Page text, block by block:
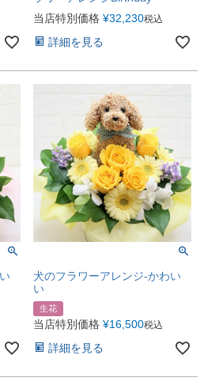
当店特別価格 ¥32,230税込
詳細を見る
犬のフラワーアレンジ-かわい
い
生花
当店特別価格 ¥16,500税込
詳細を見る